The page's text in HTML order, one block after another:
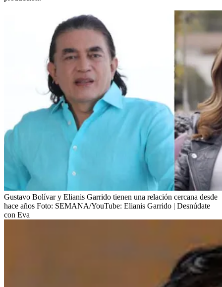
Gustavo Bolívar y Elianis Garrido tienen una relación cercana desde
hace años Foto: SEMANA/YouTube: Elianis Garrido | Desnúdate
con Eva